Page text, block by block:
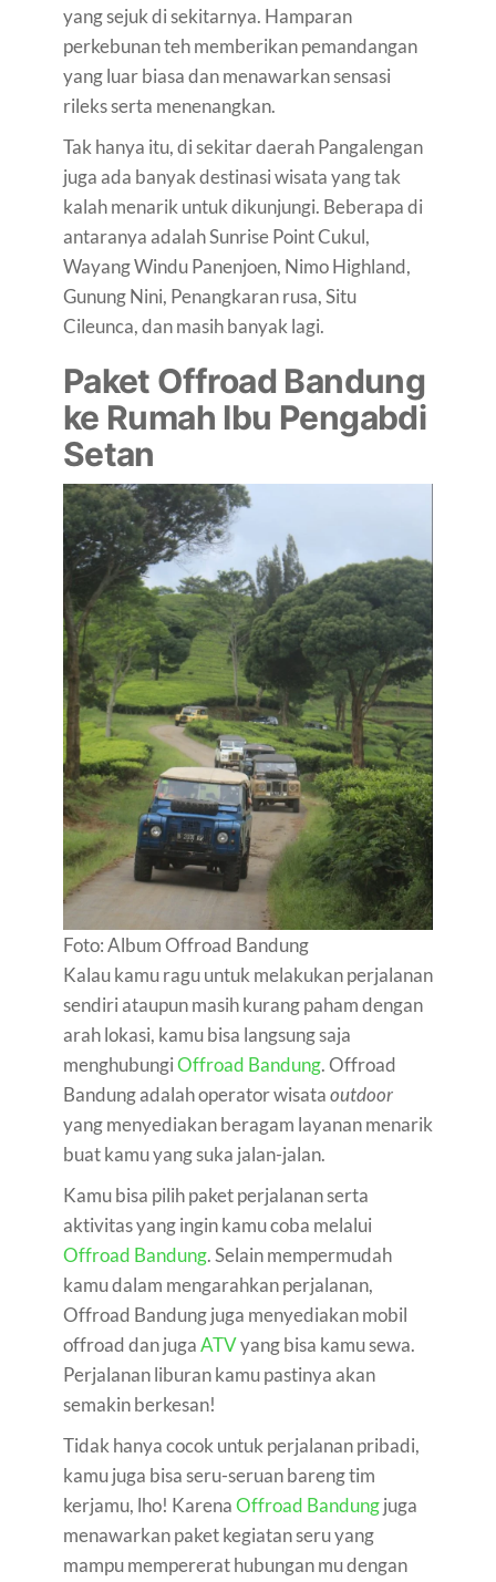
yang sejuk di sekitarnya. Hamparan
perkebunan teh memberikan pemandangan
yang luar biasa dan menawarkan sensasi
rileks serta menenangkan.
Tak hanya itu, di sekitar daerah Pangalengan
juga ada banyak destinasi wisata yang tak
kalah menarik untuk dikunjungi. Beberapa di
antaranya adalah Sunrise Point Cukul,
Wayang Windu Panenjoen, Nimo Highland,
Gunung Nini, Penangkaran rusa, Situ
Cileunca, dan masih banyak lagi.
Paket Offroad Bandung
ke Rumah Ibu Pengabdi
Setan
Foto: Album Offroad Bandung
Kalau kamu ragu untuk melakukan perjalanan
sendiri ataupun masih kurang paham dengan
arah lokasi, kamu bisa langsung saja
menghubungiOffroad Bandung. Offroad
Bandung adalah operator wisataoutdoor
yang menyediakan beragam layanan menarik
buat kamu yang suka jalan-jalan.
Kamu bisa pilih paket perjalanan serta
aktivitas yang ingin kamu coba melalui
Offroad Bandung. Selain mempermudah
kamu dalam mengarahkan perjalanan,
Offroad Bandung juga menyediakan mobil
offroad dan jugaATVyang bisa kamu sewa.
Perjalanan liburan kamu pastinya akan
semakin berkesan!
Tidak hanya cocok untuk perjalanan pribadi,
kamu juga bisa seru-seruan bareng tim
kerjamu, lho! KarenaOffroad Bandungjuga
menawarkan paket kegiatan seru yang
mampu mempererat hubungan mu dengan